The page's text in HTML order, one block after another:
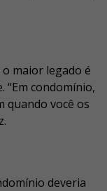
maior legado é
“Em condomínio,
quando você os
deveria